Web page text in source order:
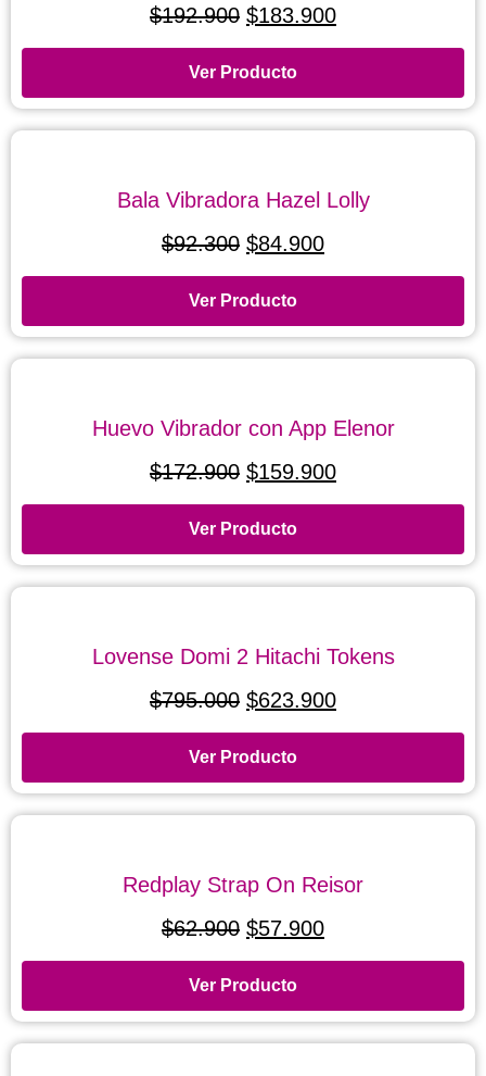
$192.900 $183.900
Ver Producto
Bala Vibradora Hazel Lolly
$92.300 $84.900
Ver Producto
Huevo Vibrador con App Elenor
$172.900 $159.900
Ver Producto
Lovense Domi 2 Hitachi Tokens
$795.000 $623.900
Ver Producto
Redplay Strap On Reisor
$62.900 $57.900
Ver Producto